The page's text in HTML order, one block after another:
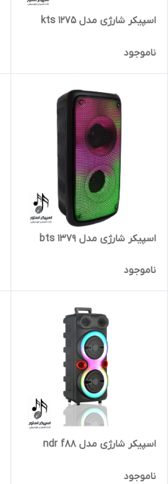
اسپیکر شارژی مدل kts 1275
ناموجود
اسپیکر شارژی مدل bts 1379
ناموجود
اسپیکر شارژی مدل ndr f88
ناموجود